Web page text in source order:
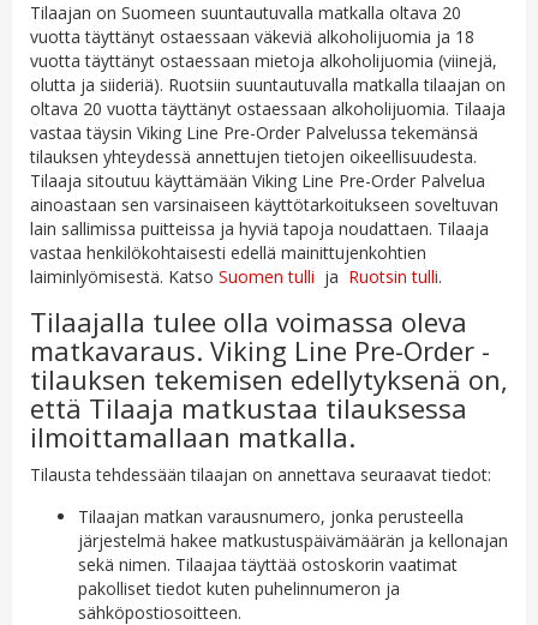
Tilaajan on Suomeen suuntautuvalla matkalla oltava 20
vuotta täyttänyt ostaessaan väkeviä alkoholijuomia ja 18
vuotta täyttänyt ostaessaan mietoja alkoholijuomia (viinejä,
olutta ja siideriä). Ruotsiin suuntautuvalla matkalla tilaajan on
oltava 20 vuotta täyttänyt ostaessaan alkoholijuomia. Tilaaja
vastaa täysin Viking Line Pre-Order Palvelussa tekemänsä
tilauksen yhteydessä annettujen tietojen oikeellisuudesta.
Tilaaja sitoutuu käyttämään Viking Line Pre-Order Palvelua
ainoastaan sen varsinaiseen käyttötarkoitukseen soveltuvan
lain sallimissa puitteissa ja hyviä tapoja noudattaen. Tilaaja
vastaa henkilökohtaisesti edellä mainittujenkohtien
laiminlyömisestä. Katso Suomen tulli ja Ruotsin tulli.
Tilaajalla tulee olla voimassa oleva
matkavaraus. Viking Line Pre-Order -
tilauksen tekemisen edellytyksenä on,
että Tilaaja matkustaa tilauksessa
ilmoittamallaan matkalla.
Tilausta tehdessään tilaajan on annettava seuraavat tiedot:
Tilaajan matkan varausnumero, jonka perusteella
järjestelmä hakee matkustuspäivämäärän ja kellonajan
sekä nimen. Tilaajaa täyttää ostoskorin vaatimat
pakolliset tiedot kuten puhelinnumeron ja
sähköpostiosoitteen.